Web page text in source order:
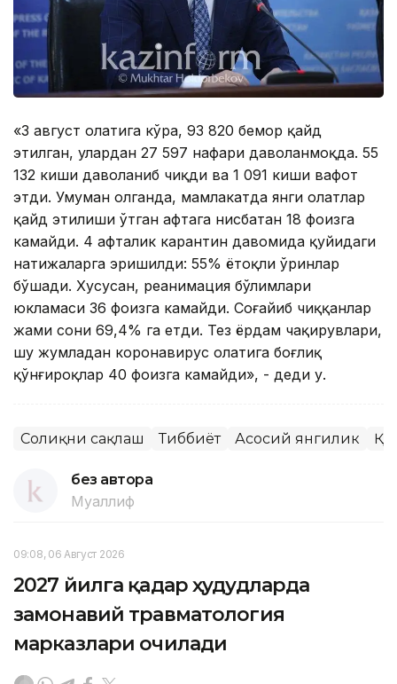
«3 август ҳолатига кўра, 93 820 бемор қайд
этилган, улардан 27 597 нафари даволанмоқда. 55
132 киши даволаниб чиқди ва 1 091 киши вафот
этди. Умуман олганда, мамлакатда янги ҳолатлар
қайд этилиши ўтган ҳафтага нисбатан 18 фоизга
камайди. 4 ҳафталик карантин давомида қуйидаги
натижаларга эришилди: 55% ётоқли ўринлар
бўшади. Хусусан, реанимация бўлимлари
юкламаси 36 фоизга камайди. Соғайиб чиққанлар
жами сони 69,4% га етди. Тез ёрдам чақирувлари,
шу жумладан коронавирус ҳолатига боғлиқ
қўнғироқлар 40 фоизга камайди», - деди у.
Соғлиқни сақлаш Тиббиёт Асосий янгилик ҚР
без автора
Муаллиф
09:08, 06 Август 2026
2027 йилга қадар ҳудудларда
замонавий травматология
марказлари очилади